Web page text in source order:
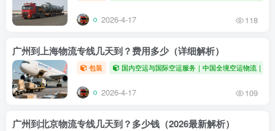
2026-4-17 118
广州到上海物流专线几天到？费用多少（详细解析）
包装 国内空运与国际空运服务｜中国全境空运物流｜全
2026-4-17 109
广州到北京物流专线几天到？多少钱（2026最新解析）